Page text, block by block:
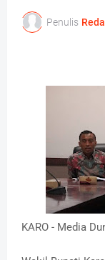
Penulis
KARO - Media